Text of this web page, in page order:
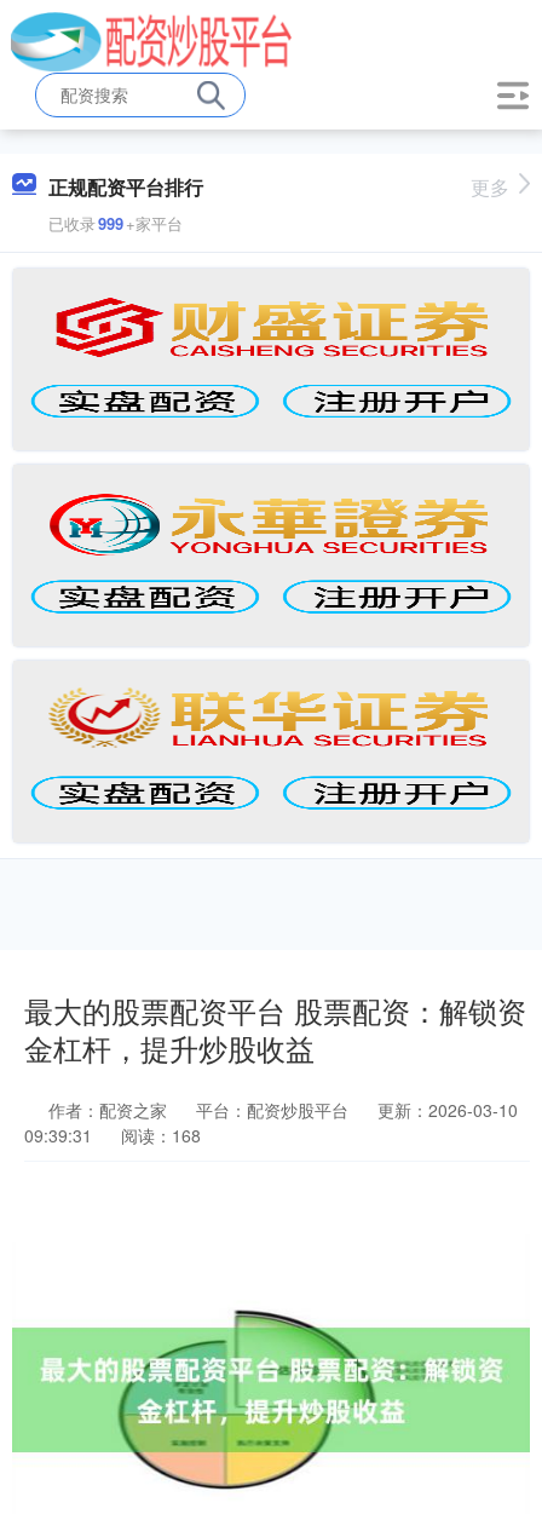
正规配资平台排行
已收录999+家平台
更多
最大的股票配资平台 股票配资：解锁资
金杠杆，提升炒股收益
作者：配资之家 平台：配资炒股平台
更新：2026-03-10
09:39:31
阅读：168